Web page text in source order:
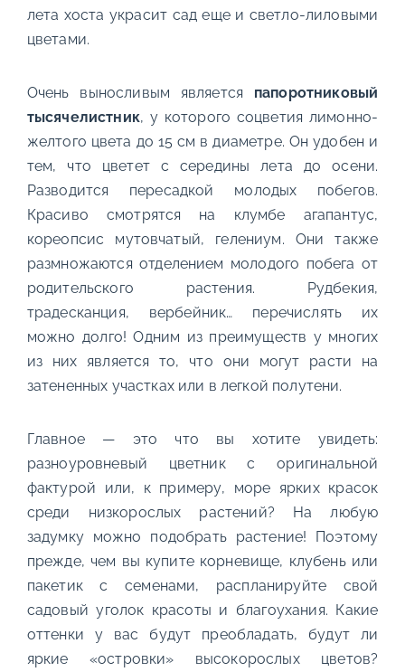
лета хоста украсит сад еще и светло-лиловыми
цветами.
Очень выносливым является папоротниковый
тысячелистник, у которого соцветия лимонно-
желтого цвета до 15 см в диаметре. Он удобен и
тем, что цветет с середины лета до осени.
Разводится пересадкой молодых побегов.
Красиво смотрятся на клумбе агапантус,
кореопсис мутовчатый, гелениум. Они также
размножаются отделением молодого побега от
родительского растения. Рудбекия,
традесканция, вербейник… перечислять их
можно долго! Одним из преимуществ у многих
из них является то, что они могут расти на
затененных участках или в легкой полутени.
Главное — это что вы хотите увидеть:
разноуровневый цветник с оригинальной
фактурой или, к примеру, море ярких красок
среди низкорослых растений? На любую
задумку можно подобрать растение! Поэтому
прежде, чем вы купите корневище, клубень или
пакетик с семенами, распланируйте свой
садовый уголок красоты и благоухания. Какие
оттенки у вас будут преобладать, будут ли
яркие «островки» высокорослых цветов?